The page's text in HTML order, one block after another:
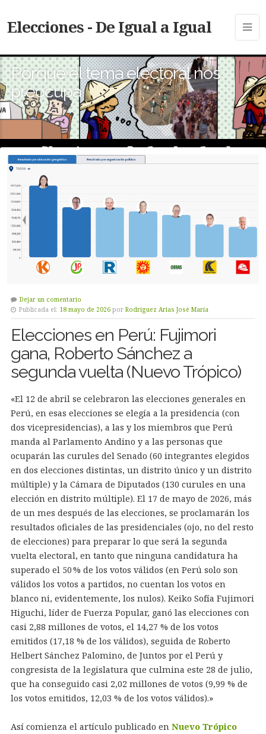
Elecciones - De Igual a Igual
Porque el tema electoral nos
preocupa
Dejar un comentario
Publicada el: 18 mayo de 2026 por Rodríguez Arias José María
Elecciones en Perú: Fujimori
gana, Roberto Sánchez a
segunda vuelta (Nuevo Trópico)
«El 12 de abril se celebraron las elecciones generales en
Perú, en esas elecciones se elegía a la presidencia (con
dos vicepresidencias), a las y los miembros que Perú
manda al Parlamento Andino y a las personas que
ocuparán las curules del Senado (60 integrantes elegidos
en dos elecciones distintas, un distrito único y un distrito
múltiple) y la Cámara de Diputados (130 curules en una
elección en distrito múltiple). El 17 de mayo de 2026, más
de un mes después de las elecciones, se proclamarán los
resultados oficiales de las presidenciales (ojo, no del resto
de elecciones) para preparar lo que será la segunda
vuelta electoral, en tanto que ninguna candidatura ha
superado el 50 % de los votos válidos (en Perú solo son
válidos los votos a partidos, no cuentan los votos en
blanco ni, evidentemente, los nulos). Keiko Sofía Fujimori
Higuchi, líder de Fuerza Popular, ganó las elecciones con
casi 2,88 millones de votos, el 14,27 % de los votos
emitidos (17,18 % de los válidos), seguida de Roberto
Helbert Sánchez Palomino, de Juntos por el Perú y
congresista de la legislatura que culmina este 28 de julio,
que ha conseguido casi 2,02 millones de votos (9,99 % de
los votos emitidos, 12,03 % de los votos válidos).»
Así comienza el artículo publicado en Nuevo Trópico